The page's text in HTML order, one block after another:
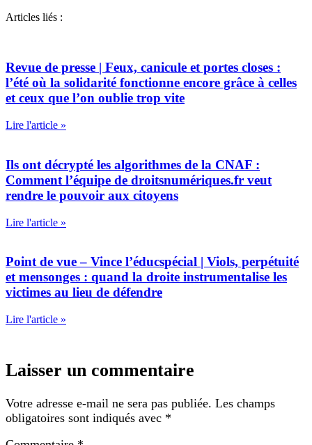
Articles liés :
Revue de presse | Feux, canicule et portes closes :
l’été où la solidarité fonctionne encore grâce à celles
et ceux que l’on oublie trop vite
Lire l'article »
Ils ont décrypté les algorithmes de la CNAF :
Comment l’équipe de droitsnumériques.fr veut
rendre le pouvoir aux citoyens
Lire l'article »
Point de vue – Vince l’éducspécial | Viols, perpétuité
et mensonges : quand la droite instrumentalise les
victimes au lieu de défendre
Lire l'article »
Laisser un commentaire
Votre adresse e-mail ne sera pas publiée. Les champs
obligatoires sont indiqués avec *